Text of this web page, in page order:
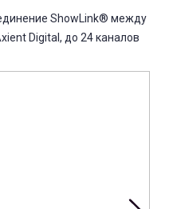
ShowLink® между
Digital, до 24 каналов